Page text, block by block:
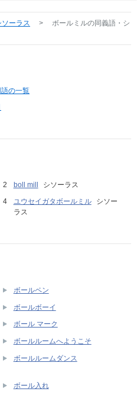
ソーラス > ボールミルの同義語・シ
語の一覧
boll mill
シソーラス
ユウセイガタボールミル
シソー
ラス
ボールペン
ボールボーイ
ボール マーク
ボールルームへようこそ
ボールルームダンス
ボール入れ